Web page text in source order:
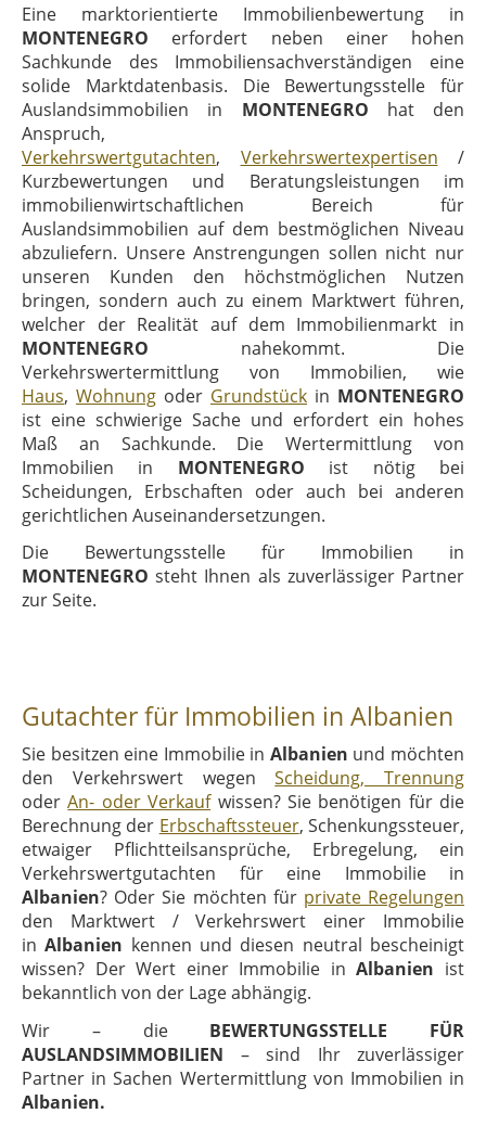
Eine marktorientierte Immobilienbewertung in
MONTENEGRO erfordert neben einer hohen
Sachkunde des Immobiliensachverständigen eine
solide Marktdatenbasis. Die Bewertungsstelle für
Auslandsimmobilien in MONTENEGRO hat den
Anspruch,
Verkehrswertgutachten, Verkehrswertexpertisen /
Kurzbewertungen und Beratungsleistungen im
immobilienwirtschaftlichen Bereich für
Auslandsimmobilien auf dem bestmöglichen Niveau
abzuliefern. Unsere Anstrengungen sollen nicht nur
unseren Kunden den höchstmöglichen Nutzen
bringen, sondern auch zu einem Marktwert führen,
welcher der Realität auf dem Immobilienmarkt in
MONTENEGRO nahekommt. Die
Verkehrswertermittlung von Immobilien, wie
Haus, Wohnung oder Grundstück in MONTENEGRO
ist eine schwierige Sache und erfordert ein hohes
Maß an Sachkunde. Die Wertermittlung von
Immobilien in MONTENEGRO ist nötig bei
Scheidungen, Erbschaften oder auch bei anderen
gerichtlichen Auseinandersetzungen.
Die Bewertungsstelle für Immobilien in
MONTENEGRO steht Ihnen als zuverlässiger Partner
zur Seite.
Gutachter für Immobilien in Albanien
Sie besitzen eine Immobilie in Albanien und möchten
den Verkehrswert wegenScheidung, Trennung
oderAn- oder Verkaufwissen? Sie benötigen für die
Berechnung der Erbschaftssteuer, Schenkungssteuer,
etwaiger Pflichtteilsansprüche, Erbregelung, ein
Verkehrswertgutachten für eine Immobilie in
Albanien? Oder Sie möchten für private Regelungen
den Marktwert / Verkehrswert einer Immobilie
inAlbanien kennen und diesen neutral bescheinigt
wissen? Der Wert einer Immobilie inAlbanien ist
bekanntlich von der Lage abhängig.
Wir – die BEWERTUNGSSTELLE FÜR
AUSLANDSIMMOBILIEN – sind Ihr zuverlässiger
Partner in Sachen Wertermittlung von Immobilien in
Albanien.